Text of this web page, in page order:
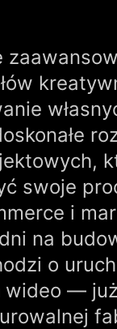
swoje
i
na
o
wideo —